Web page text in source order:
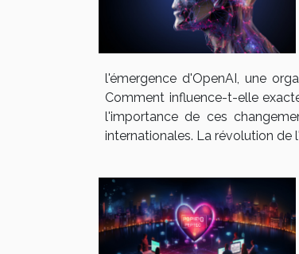
l'émergence d'OpenAI, une
Comment influence-t-elle
l'importance de ces
internationales. La révolution de